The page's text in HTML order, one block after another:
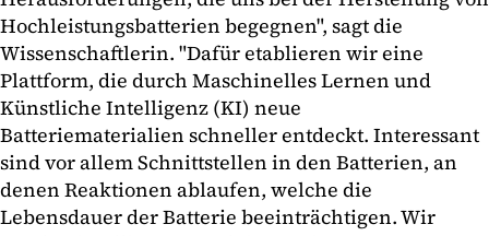
Hochleistungsbatterien begegnen", sagt die
Wissenschaftlerin. "Dafür etablieren wir eine
Plattform, die durch Maschinelles Lernen und
Künstliche Intelligenz (KI) neue
Batteriematerialien schneller entdeckt. Interessant
sind vor allem Schnittstellen in den Batterien, an
denen Reaktionen ablaufen, welche die
Lebensdauer der Batterie beeinträchtigen. Wir